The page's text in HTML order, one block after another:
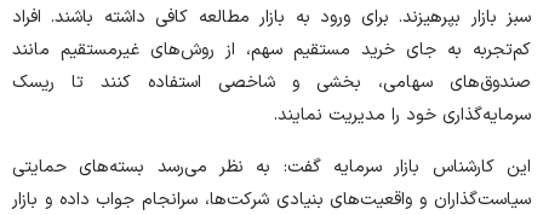
سبز بازار بپرهیزند. برای ورود به بازار مطالعه کافی داشته باشند. افراد
کم‌تجربه به جای خرید مستقیم سهم، از روش‌های غیرمستقیم مانند
صندوق‌های سهامی، بخشی و شاخصی استفاده کنند تا ریسک
سرمایه‌گذاری خود را مدیریت نمایند.
این کارشناس بازار سرمایه گفت: به نظر می‌رسد بسته‌های حمایتی
سیاست‌گذاران و واقعیت‌های بنیادی شرکت‌ها، سرانجام جواب داده و بازار